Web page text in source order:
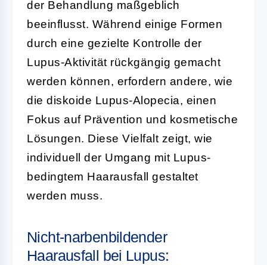
der Behandlung maßgeblich
beeinflusst. Während einige Formen
durch eine gezielte Kontrolle der
Lupus-Aktivität rückgängig gemacht
werden können, erfordern andere, wie
die diskoide Lupus-Alopecia, einen
Fokus auf Prävention und kosmetische
Lösungen. Diese Vielfalt zeigt, wie
individuell der Umgang mit Lupus-
bedingtem Haarausfall gestaltet
werden muss.
Nicht-narbenbildender
Haarausfall bei Lupus: